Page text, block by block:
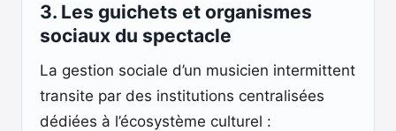
3. Les guichets et organismes
sociaux du spectacle
La gestion sociale d’un musicien intermittent
transite par des institutions centralisées
dédiées à l’écosystème culturel :